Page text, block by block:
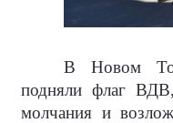
В Новом
подняли флаг
молчания и